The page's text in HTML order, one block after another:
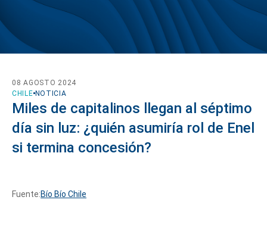
CHILE NOTICIA
08 AGOSTO 2024
Miles de capitalinos llegan al séptimo
día sin luz: ¿quién asumiría rol de Enel
si termina concesión?
Fuente:Bío Bío Chile